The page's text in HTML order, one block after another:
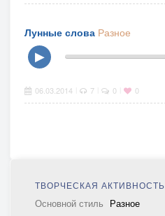
Лунные слова Разное
▶
06.03.2014 7 0 0
ТВОРЧЕСКАЯ АКТИВНОСТЬ
Основной стиль Разное